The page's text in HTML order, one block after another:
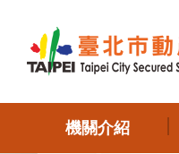
機關介紹